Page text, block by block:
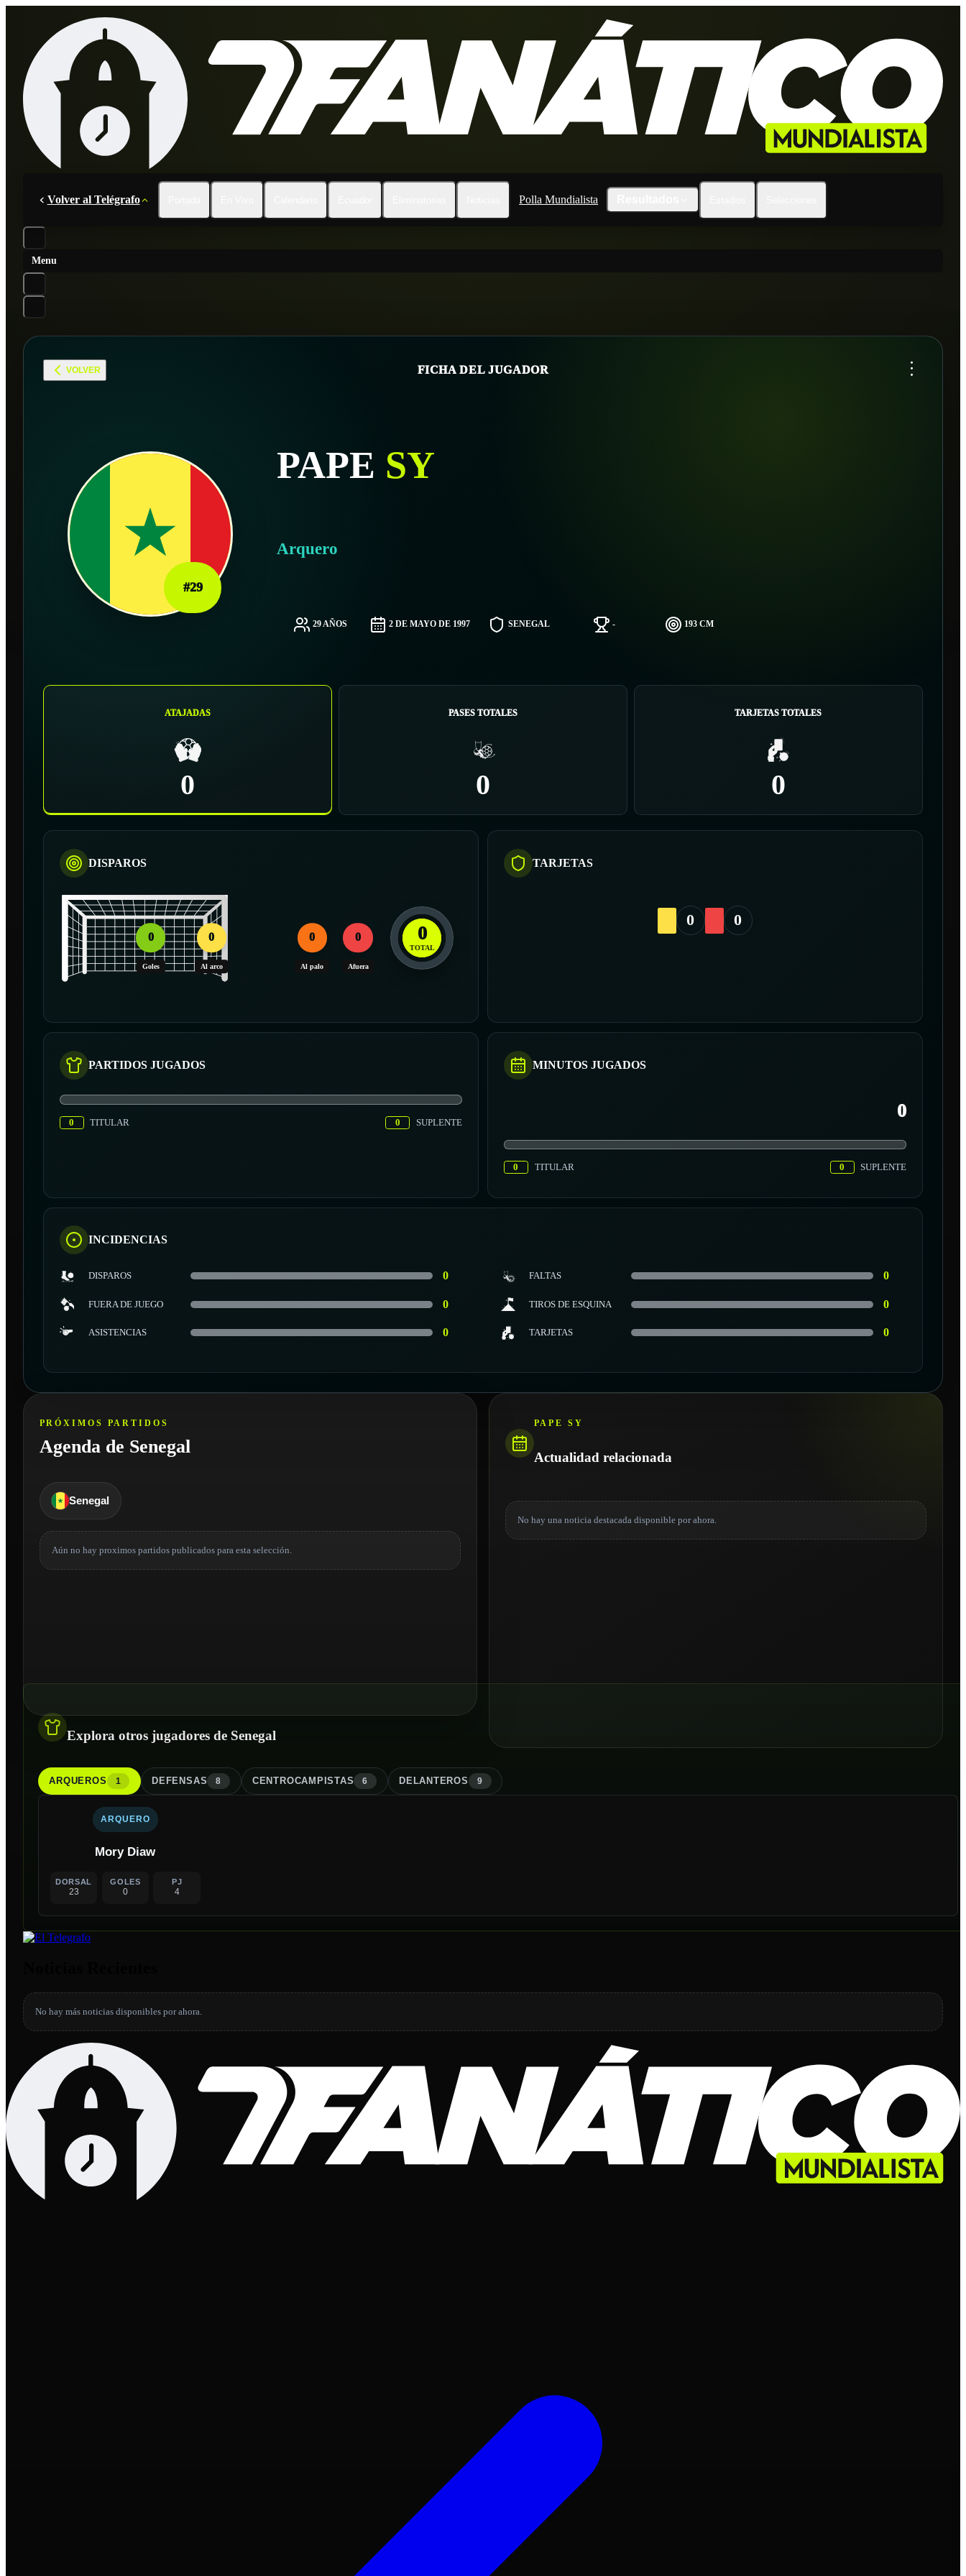
Volver al Telégrafo Polla Mundialista
Menu
VOLVER FICHA DEL JUGADOR ...
#29
PAPE SY
Arquero
29 AÑOS 2 DE MAYO DE 1997 SENEGAL - 193 CM
ATAJADAS
0
PASES TOTALES
0
TARJETAS TOTALES
0
DISPAROS
0
Goles
0
Al arco
0
Al palo
0
Afuera
0
TOTAL
TARJETAS
0 0
PARTIDOS JUGADOS
0 TITULAR 0 SUPLENTE
MINUTOS JUGADOS
0
0 TITULAR 0 SUPLENTE
INCIDENCIAS
DISPAROS 0 FALTAS 0
FUERA DE JUEGO 0 TIROS DE ESQUINA 0
ASISTENCIAS 0 TARJETAS 0
PRÓXIMOS PARTIDOS
Agenda de Senegal
Senegal
Aún no hay proximos partidos publicados para esta selección.
PAPE SY
Actualidad relacionada
No hay una noticia destacada disponible por ahora.
Explora otros jugadores de Senegal
ARQUEROS 1 DEFENSAS 8 CENTROCAMPISTAS 6 DELANTEROS 9
ARQUERO
Mory Diaw
DORSAL
23
GOLES
0
PJ
4
No hay más noticias disponibles por ahora.